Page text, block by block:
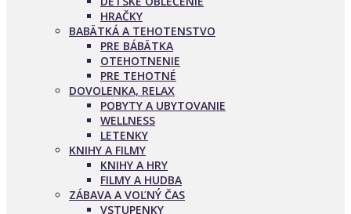
HRAČKY
BABÄTKÁ A TEHOTENSTVO
PRE BÁBÄTKA
OTEHOTNENIE
PRE TEHOTNÉ
DOVOLENKA, RELAX
POBYTY A UBYTOVANIE
WELLNESS
LETENKY
KNIHY A FILMY
KNIHY A HRY
FILMY A HUDBA
ZÁBAVA A VOĽNÝ ČAS
VSTUPENKY